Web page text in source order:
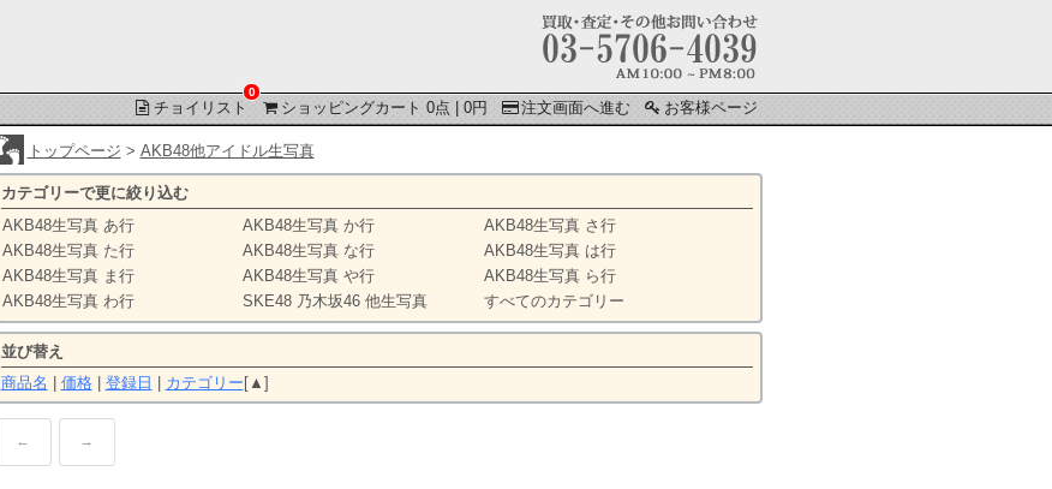
チョイリスト
0
ショッピングカート 0点 | 0円 注文画面へ進む お客様ページ
トップページ > AKB48他アイドル生写真
カテゴリーで更に絞り込む
AKB48生写真 あ行
AKB48生写真 か行
AKB48生写真 さ行
AKB48生写真 た行
AKB48生写真 な行
AKB48生写真 は行
AKB48生写真 ま行
AKB48生写真 や行
AKB48生写真 ら行
AKB48生写真 わ行
SKE48 乃木坂46 他生写真 すべてのカテゴリー
並び替え
商品名
価格| 登録日 カテゴリー [▲]
← →